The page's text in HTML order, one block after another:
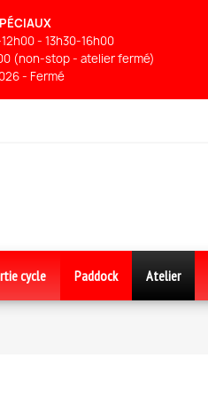
- 13h30-16h00
(non-stop - atelier fermé)
- Fermé
cycle Paddock Atelier